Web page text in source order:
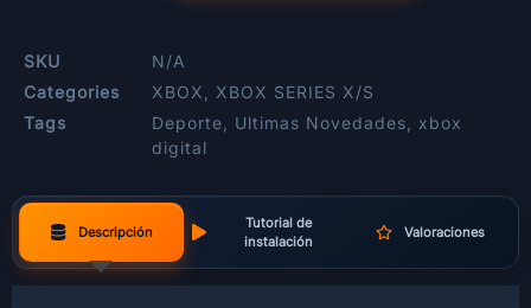
SKU
N/A
Categories
XBOX
XBOX SERIES X/S
Tags
Deporte Ultimas Novedades
xbox
digital
Descripción
Tutorial de
instalación
Valoraciones